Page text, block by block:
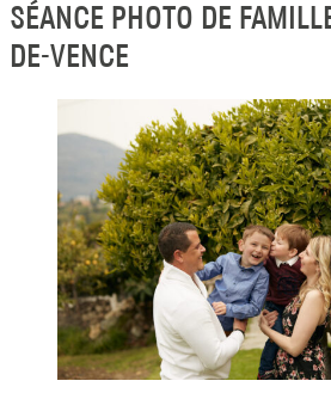
SÉANCE PHOTO DE
DE-VENCE